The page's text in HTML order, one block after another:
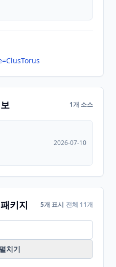
1개 소스
2026-07-10
키지 5개 표시 전체 11개
치기